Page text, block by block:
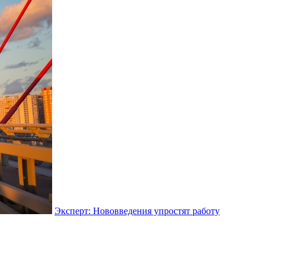
Эксперт: Нововведения упростят работу